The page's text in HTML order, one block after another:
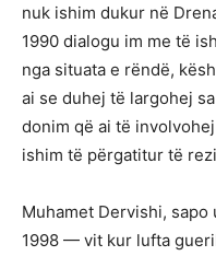
nuk ishim dukur në
1990 dialogu im me të
nga situata e rëndë,
ai se duhej të largohej
donim që ai të
ishim të përgatitur të
Muhamet Dervishi,
1998 — vit kur lufta